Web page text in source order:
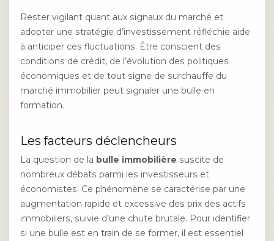
Rester vigilant quant aux signaux du marché et
adopter une stratégie d’investissement réfléchie aide
à anticiper ces fluctuations. Être conscient des
conditions de crédit, de l’évolution des politiques
économiques et de tout signe de surchauffe du
marché immobilier peut signaler une bulle en
formation.
Les facteurs déclencheurs
La question de la bulle immobilière suscite de
nombreux débats parmi les investisseurs et
économistes. Ce phénomène se caractérise par une
augmentation rapide et excessive des prix des actifs
immobiliers, suivie d’une chute brutale. Pour identifier
si une bulle est en train de se former, il est essentiel